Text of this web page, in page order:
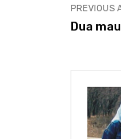
PREVIOUS
Dua